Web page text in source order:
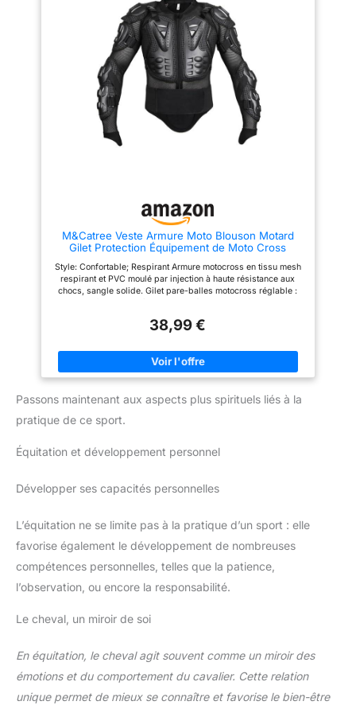
et l'évacuation de la
transpiration. Pas d'effet de
serre – confort toute la journée,
même lors de longues sessions
【Ajustable et Sécurisé】
Bretelles larges en nylon
élastique + ceinture velcro avec
boucles coulissantes en
plastique. Réglage facile,
s'adapte à toutes les
morphologies, tient en place
lors des pratiques intensives en
skateboard, le roller, le ski, le
Toutes saisons, des sentiers
aux circuits, des rues aux
investissement sécurité
M&Catree Veste Armure Moto Blouson Motard
Gilet Protection Équipement de Moto Cross
Style: Confortable; Respirant Armure motocross en tissu mesh
respirant et PVC moulé par injection à haute résistance aux
chocs, sangle solide. Gilet pare-balles motocross réglable :
pour un ajustement parfait et une tenue confortable. Cette veste
motocross, la moto, le vélo de montagne, le patinage, le
snowboard et d'autres activités sportives. Le paquet inclut: 1 x
Veste de protection pour moto
38,99 €
Passons maintenant aux aspects plus spirituels liés à la
pratique de ce sport.
Équitation et développement personnel
Développer ses capacités personnelles
L’équitation ne se limite pas à la pratique d’un sport : elle
favorise également le développement de nombreuses
compétences personnelles, telles que la patience,
l’observation, ou encore la responsabilité.
Le cheval, un miroir de soi
En équitation, le cheval agit souvent comme un miroir des
émotions et du comportement du cavalier. Cette relation
unique permet de mieux se connaître et favorise le bien-être